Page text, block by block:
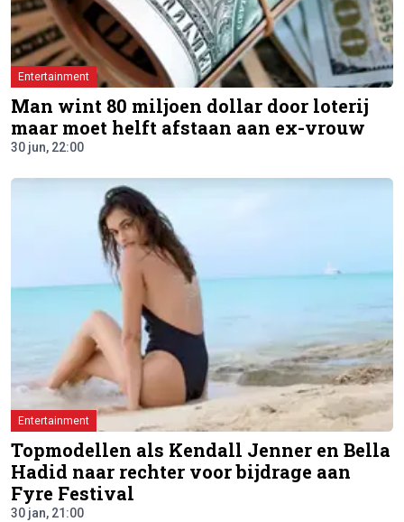
Entertainment
Man wint 80 miljoen dollar door loterij
maar moet helft afstaan aan ex-vrouw
30 jun, 22:00
Entertainment
Topmodellen als Kendall Jenner en Bella
Hadid naar rechter voor bijdrage aan
Fyre Festival
30 jan, 21:00